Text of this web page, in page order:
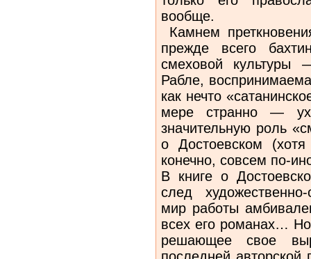
вообще.
Камнем
прежде всего
смеховой культуры
Рабле,
как нечто
мере странно —
значительную роль
о Достоевском
конечно, совсем по-
В книге о
след
мир работы
всех его романах…
решающее свое